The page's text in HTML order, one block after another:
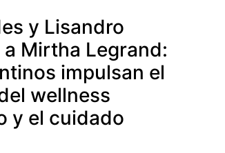
y Lisandro
Mirtha Legrand:
impulsan el
wellness
y el cuidado